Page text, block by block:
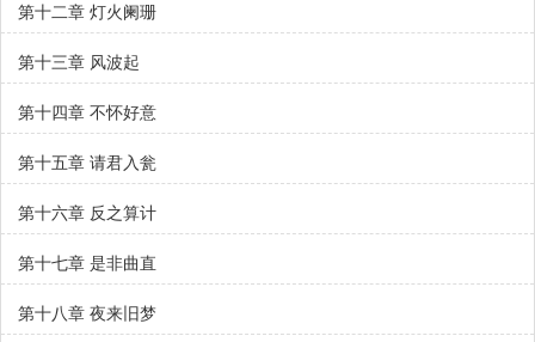
第十二章 灯火阑珊
第十三章 风波起
第十四章 不怀好意
第十五章 请君入瓮
第十六章 反之算计
第十七章 是非曲直
第十八章 夜来旧梦